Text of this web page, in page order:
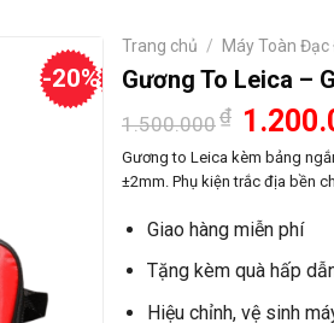
-20%
Trang chủ / Máy Toàn
Gương To Leica –
1.500.000₫ Giá
gốc
là:
Gương to Leica kèm bảng
±2mm. Phụ kiện trắc địa bền
Giao hàng miễn phí
Tặng kèm quà hấp
Hiệu chỉnh, vệ sinh